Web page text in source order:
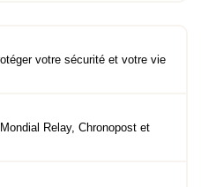
votre sécurité et votre vie
Relay, Chronopost et